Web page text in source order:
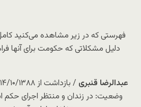
دلیل مشکلاتی که حکومت برای آنها
عبدالرضا قنبری
وضعیت: در زندان و منتظر اجرای